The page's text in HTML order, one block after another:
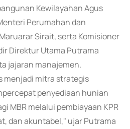
Kewilayahan Agus
Perumahan dan
Sirait, serta Komisioner
Direktur Utama Putrama
jajaran manajemen.
menjadi mitra strategis
penyediaan hunian
MBR melalui pembiayaan KPR
dan akuntabel," ujar Putrama